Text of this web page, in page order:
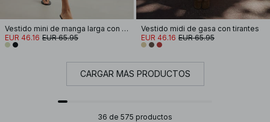
Vestido mini de manga larga con abertura gota de agua
EUR 46.16 EUR 65.95
Vestido midi de gasa con tirantes
EUR 46.16 EUR 65.95
CARGAR MÁS PRODUCTOS
36 de 575 productos